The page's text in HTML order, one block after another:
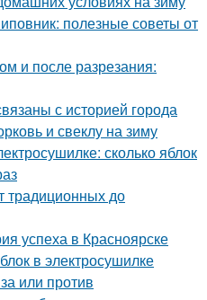
полезные советы от
и после разрезания:
с историей города
и свеклу на зиму
сколько яблок
традиционных до
успеха в Красноярске
в электросушилке
или против